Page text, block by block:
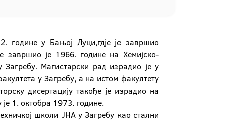
године у Бањој Луци,гдје је завршио
завршио је 1966. године на Хемијско-
Загребу. Магистарски рад израдио је у
у Загребу, а на истом факултету
дисертацију такође је израдио на
1. октобра 1973. године.
школи ЈНА у Загребу као стални